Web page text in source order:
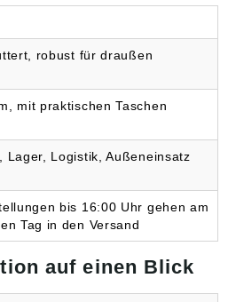
robust für draußen
mit praktischen Taschen
Lager, Logistik, Außeneinsatz
bis 16:00 Uhr gehen am
Tag in den Versand
auf einen Blick